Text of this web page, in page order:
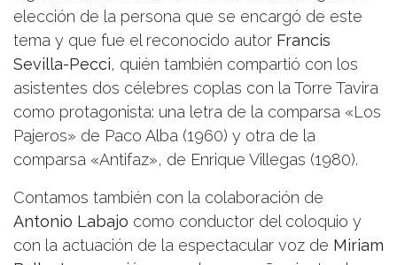
elección de la persona que se encargó de este
tema y que fue el reconocido autor Francis
Sevilla-Pecci, quién también compartió con los
asistentes dos célebres coplas con la Torre Tavira
como protagonista: una letra de la comparsa «Los
Pajeros» de Paco Alba (1960) y otra de la
comparsa «Antifaz», de Enrique Villegas (1980).
Contamos también con la colaboración de
Antonio Labajo como conductor del coloquio y
con la actuación de la espectacular voz de Miriam